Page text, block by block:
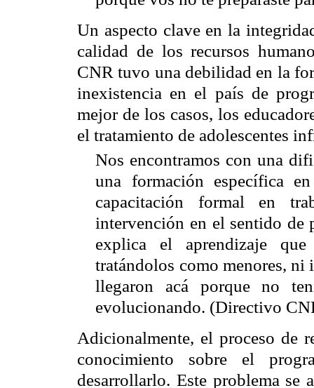
Un aspecto clave en la
calidad de los recursos
CNR tuvo una debilidad en la
inexistencia en el país de
mejor de los casos, los
el tratamiento de adolescentes
Nos encontramos con una
una formación específica
capacitación formal en
intervención en el sentido
explica el aprendizaje
tratándolos como menores, ni
llegaron acá porque no
evolucionando. (Directivo
Adicionalmente, el proceso de
conocimiento sobre el
desarrollarlo. Este problema se